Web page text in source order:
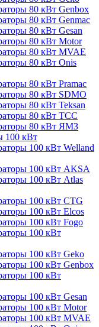
80 кВт Genbox
80 кВт Genmac
80 кВт Gesan
80 кВт Motor
80 кВт MVAE
80 кВт Onis
80 кВт Pramac
80 кВт SDMO
80 кВт Teksan
80 кВт ТСС
80 кВт ЯМЗ
100 кВт
100 кВт Welland
100 кВт AKSA
100 кВт Atlas
100 кВт CTG
100 кВт Elcos
100 кВт Fogo
100 кВт
100 кВт Geko
100 кВт Genbox
100 кВт
100 кВт Gesan
100 кВт Motor
100 кВт MVAE